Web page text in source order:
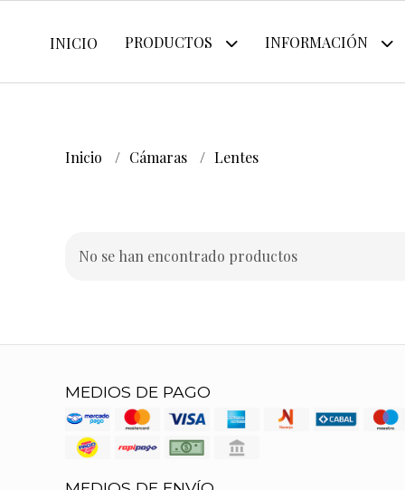
INICIO PRODUCTOS INFORMACIÓN
Inicio Cámaras Lentes
No se han encontrado productos
MEDIOS DE PAGO